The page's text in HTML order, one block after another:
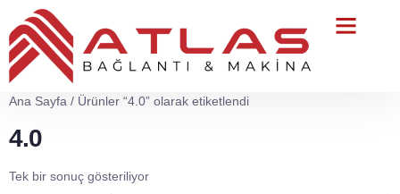
Ana Sayfa / Ürünler “4.0” olarak etiketlendi
4.0
Tek bir sonuç gösteriliyor